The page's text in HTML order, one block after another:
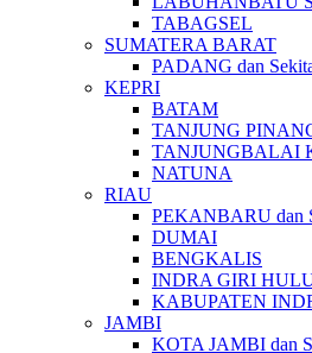
TABAGSEL
SUMATERA BARAT
PADANG dan
KEPRI
BATAM
TANJUNG
TANJUNGBALAI
NATUNA
RIAU
PEKANBARU dan
DUMAI
BENGKALIS
INDRA GIRI
KABUPATEN
JAMBI
KOTA JAMBI dan